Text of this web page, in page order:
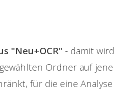
"Neu+OCR" - damit wird
Ordner auf jene
für die eine Analyse